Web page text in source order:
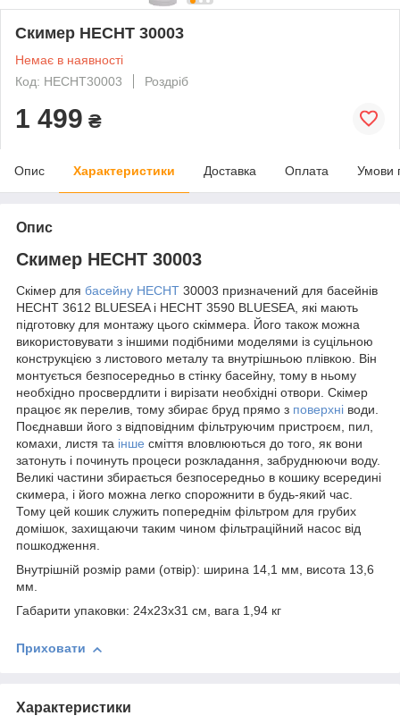
Скимер HECHT 30003
Немає в наявності
Код: HECHT30003
Роздріб
1 499 ₴
Опис Характеристики Доставка Оплата Умови
Опис
Скимер HECHT 30003
Скімер для басейну HECHT 30003 призначений для басейнів
HECHT 3612 BLUESEA і HECHT 3590 BLUESEA, які мають
підготовку для монтажу цього скіммера. Його також можна
використовувати з іншими подібними моделями із суцільною
конструкцією з листового металу та внутрішньою плівкою. Він
монтується безпосередньо в стінку басейну, тому в ньому
необхідно просвердлити і вирізати необхідні отвори. Скімер
працює як перелив, тому збирає бруд прямо з поверхні води.
Поєднавши його з відповідним фільтруючим пристроєм, пил,
комахи, листя та інше сміття вловлюються до того, як вони
затонуть і починуть процеси розкладання, забруднюючи воду.
Великі частини збирається безпосередньо в кошику всередині
скимера, і його можна легко спорожнити в будь-який час.
Тому цей кошик служить попереднім фільтром для грубих
домішок, захищаючи таким чином фільтраційний насос від
пошкодження.
Внутрішній розмір рами (отвір): ширина 14,1 мм, висота 13,6
мм.
Габарити упаковки: 24х23х31 см, вага 1,94 кг
Приховати
Характеристики